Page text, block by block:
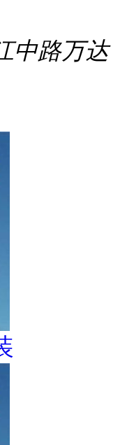
中路万达